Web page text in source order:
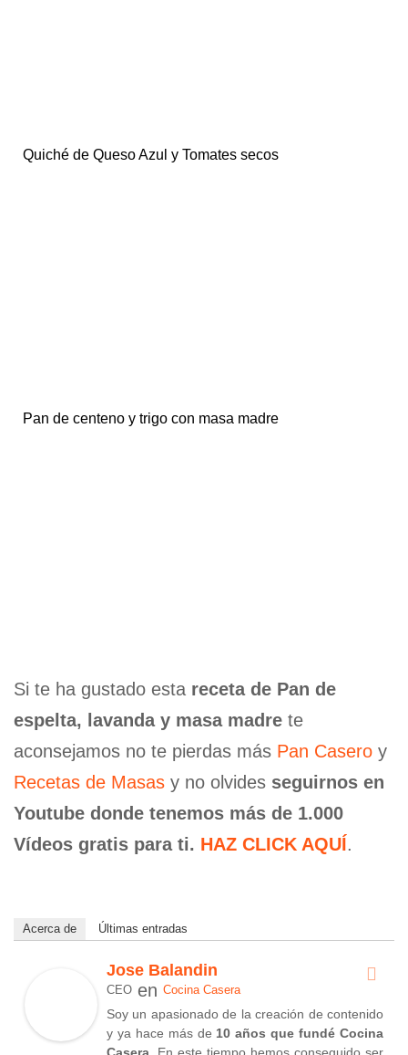
Quiché de Queso Azul y Tomates secos
Pan de centeno y trigo con masa madre
Si te ha gustado esta receta de Pan de
espelta, lavanda y masa madre te
aconsejamos no te pierdas más Pan Casero y
Recetas de Masas y no olvides seguirnos en
Youtube donde tenemos más de 1.000
Vídeos gratis para ti. HAZ CLICK AQUÍ.
Acerca de Últimas entradas
Jose Balandin
CEO en Cocina Casera
Soy un apasionado de la creación de contenido
y ya hace más de 10 años que fundé Cocina
Casera . En este tiempo hemos conseguido ser